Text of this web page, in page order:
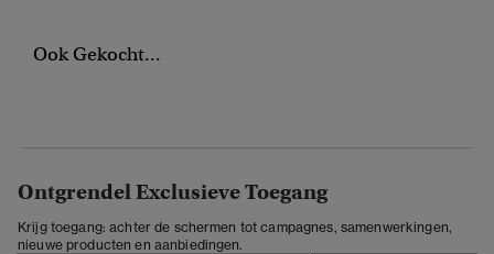
Ook Gekocht...
Ontgrendel Exclusieve Toegang
Krijg toegang: achter de schermen tot campagnes, samenwerkingen,
nieuwe producten en aanbiedingen.